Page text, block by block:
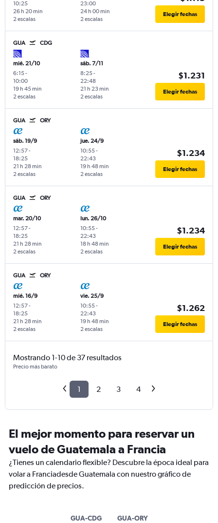
10:25
2 escalas
26 h 20 min
23:00
2 escalas
24 h 00 min Elegir fechas
GUA CDG
mié. 21/10
6:15-
10:00
2 escalas
19 h 45 min
sáb. 7/11
8:25-
22:48
2 escalas
21 h 23 min
$1.231
Elegir fechas
GUA ORY
sáb. 19/9
12:57-
18:25
2 escalas
21 h 28 min
jue. 24/9
10:55-
22:43
2 escalas
19 h 48 min
$1.234
Elegir fechas
GUA ORY
mar. 20/10
12:57-
18:25
2 escalas
21 h 28 min
lun. 26/10
10:55-
22:43
2 escalas
18 h 48 min
$1.234
Elegir fechas
GUA ORY
mié. 16/9
12:57-
18:25
2 escalas
21 h 28 min
vie. 25/9
10:55-
22:43
2 escalas
19 h 48 min
$1.262
Elegir fechas
Mostrando 1-10 de 37 resultados
Precio más barato
1 2 3 4
El mejor momento para reservar un
vuelo de Guatemala a Francia
¿Tienes un calendario flexible? Descubre la época ideal para
volar a Franciadesde Guatemala con nuestro gráfico de
predicción de precios.
GUA-CDG GUA-ORY